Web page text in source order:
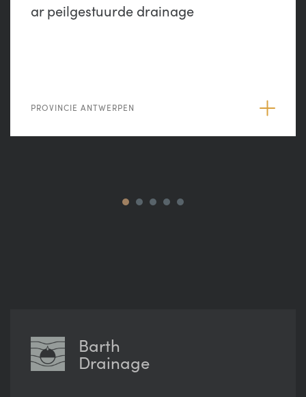
ar peilgestuurde drainage
PROVINCIE ANTWERPEN
Barth
Drainage